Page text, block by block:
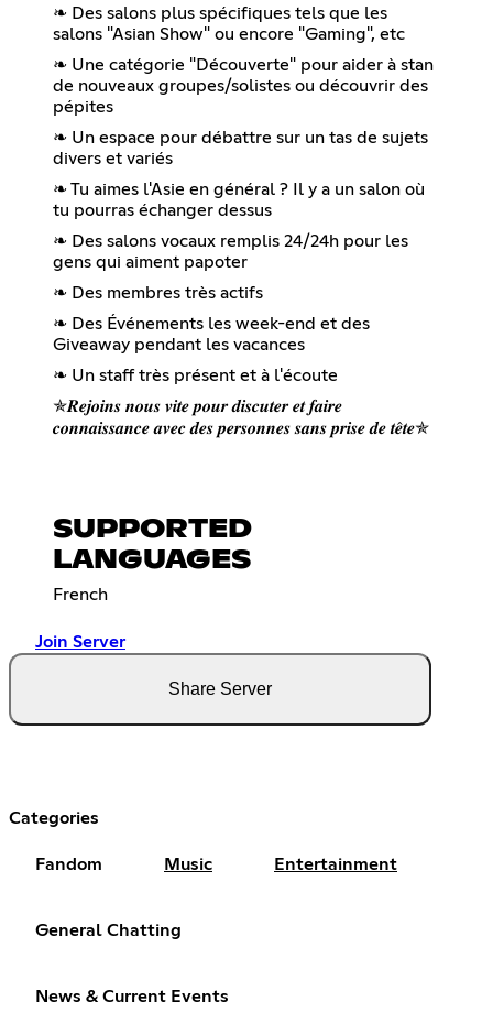
❧ Des salons plus spécifiques tels que les
salons "Asian Show" ou encore "Gaming", etc
❧ Une catégorie "Découverte" pour aider à stan
de nouveaux groupes/solistes ou découvrir des
pépites
❧ Un espace pour débattre sur un tas de sujets
divers et variés
❧ Tu aimes l'Asie en général ? Il y a un salon où
tu pourras échanger dessus
❧ Des salons vocaux remplis 24/24h pour les
gens qui aiment papoter
❧ Des membres très actifs
❧ Des Événements les week-end et des
Giveaway pendant les vacances
❧ Un staff très présent et à l'écoute
✯𝑹𝒆𝒋𝒐𝒊𝒏𝒔 𝒏𝒐𝒖𝒔 𝒗𝒊𝒕𝒆 𝒑𝒐𝒖𝒓 𝒅𝒊𝒔𝒄𝒖𝒕𝒆𝒓 𝒆𝒕 𝒇𝒂𝒊𝒓𝒆
𝒄𝒐𝒏𝒏𝒂𝒊𝒔𝒔𝒂𝒏𝒄𝒆 𝒂𝒗𝒆𝒄 𝒅𝒆𝒔 𝒑𝒆𝒓𝒔𝒐𝒏𝒏𝒆𝒔 𝒔𝒂𝒏𝒔 𝒑𝒓𝒊𝒔𝒆 𝒅𝒆 𝒕𝒆̂𝒕𝒆✯
SUPPORTED
LANGUAGES
French
Join Server
Share Server
Categories
Fandom Music Entertainment
General Chatting
News & Current Events